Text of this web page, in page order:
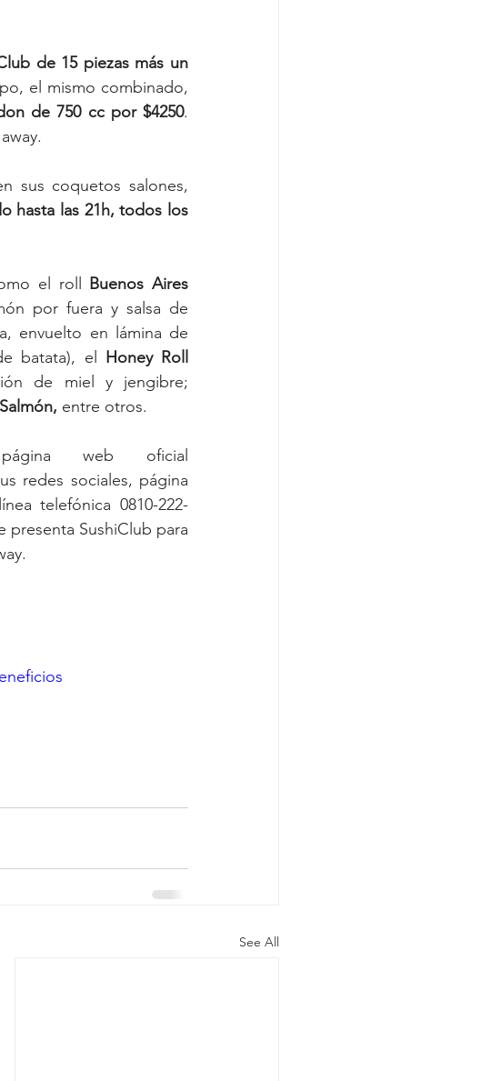
de 15 piezas más un
el mismo combinado,
de 750 cc por $4250.
hasta las 21h, todos los
el roll Buenos Aires
por fuera y salsa de
envuelto en lámina de
batata), el
Honey Roll
de miel y jengibre;
entre otros.
web oficial
redes sociales, página
telefónica 0810-222-
presenta SushiClub para
See All